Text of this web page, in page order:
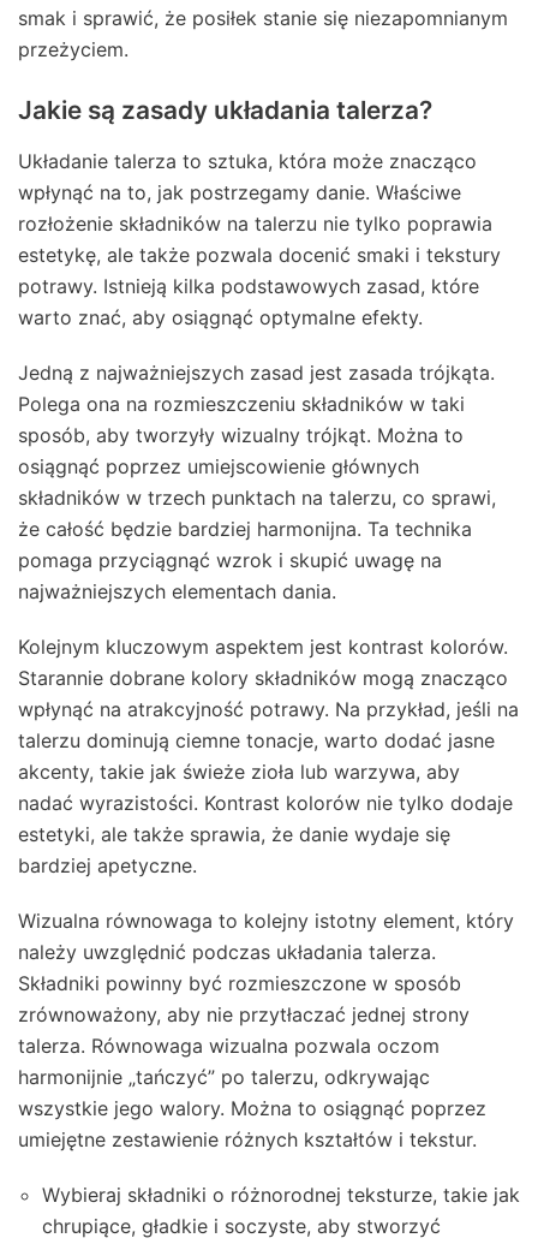
smak i sprawić, że posiłek stanie się niezapomnianym
przeżyciem.
Jakie są zasady układania talerza?
Układanie talerza to sztuka, która może znacząco
wpłynąć na to, jak postrzegamy danie. Właściwe
rozłożenie składników na talerzu nie tylko poprawia
estetykę, ale także pozwala docenić smaki i tekstury
potrawy. Istnieją kilka podstawowych zasad, które
warto znać, aby osiągnąć optymalne efekty.
Jedną z najważniejszych zasad jest zasada trójkąta.
Polega ona na rozmieszczeniu składników w taki
sposób, aby tworzyły wizualny trójkąt. Można to
osiągnąć poprzez umiejscowienie głównych
składników w trzech punktach na talerzu, co sprawi,
że całość będzie bardziej harmonijna. Ta technika
pomaga przyciągnąć wzrok i skupić uwagę na
najważniejszych elementach dania.
Kolejnym kluczowym aspektem jest kontrast kolorów.
Starannie dobrane kolory składników mogą znacząco
wpłynąć na atrakcyjność potrawy. Na przykład, jeśli na
talerzu dominują ciemne tonacje, warto dodać jasne
akcenty, takie jak świeże zioła lub warzywa, aby
nadać wyrazistości. Kontrast kolorów nie tylko dodaje
estetyki, ale także sprawia, że danie wydaje się
bardziej apetyczne.
Wizualna równowaga to kolejny istotny element, który
należy uwzględnić podczas układania talerza.
Składniki powinny być rozmieszczone w sposób
zrównoważony, aby nie przytłaczać jednej strony
talerza. Równowaga wizualna pozwala oczom
harmonijnie „tańczyć” po talerzu, odkrywając
wszystkie jego walory. Można to osiągnąć poprzez
umiejętne zestawienie różnych kształtów i tekstur.
Wybieraj składniki o różnorodnej teksturze, takie jak
chrupiące, gładkie i soczyste, aby stworzyć